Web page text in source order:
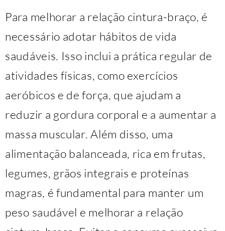
Para melhorar a relação cintura-braço, é
necessário adotar hábitos de vida
saudáveis. Isso inclui a prática regular de
atividades físicas, como exercícios
aeróbicos e de força, que ajudam a
reduzir a gordura corporal e a aumentar a
massa muscular. Além disso, uma
alimentação balanceada, rica em frutas,
legumes, grãos integrais e proteínas
magras, é fundamental para manter um
peso saudável e melhorar a relação